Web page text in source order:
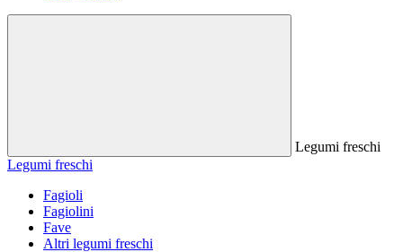
Legumi freschi
Legumi freschi
Fagioli
Fagiolini
Fave
Altri legumi freschi